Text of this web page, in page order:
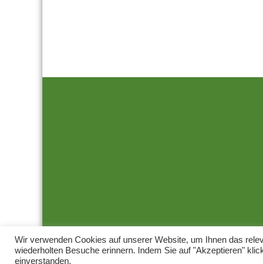
Wir verwenden Cookies auf unserer Website, um Ihnen das
wiederholten Besuche erinnern. Indem Sie auf "Akzeptieren"
einverstanden.